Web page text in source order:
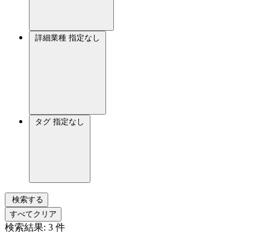
詳細業種 指定なし
タグ 指定なし
検索する
すべてクリア
検索結果: 3 件